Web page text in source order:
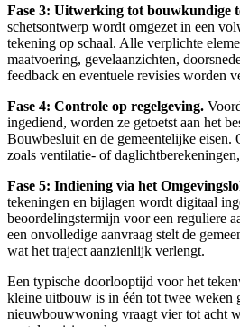
Fase 3: Uitwerking tot bouwkundige
schetsontwerp wordt omgezet in een
tekening op schaal. Alle verplichte
maatvoering, gevelaanzichten,
feedback en eventuele revisies worden
Fase 4: Controle op regelgeving.
ingediend, worden ze getoetst aan het
Bouwbesluit en de gemeentelijke eisen.
zoals ventilatie- of
Fase 5: Indiening via het
tekeningen en bijlagen wordt digitaal
beoordelingstermijn voor een reguliere
een onvolledige aanvraag stelt de
wat het traject aanzienlijk verlengt.
Een typische doorlooptijd voor het
kleine uitbouw is in één tot twee weken
nieuwbouwwoning vraagt vier tot acht